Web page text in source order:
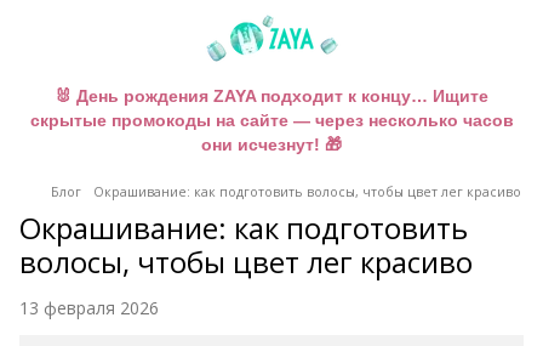
🐰 День рождения ZAYA подходит к концу… Ищите
скрытые промокоды на сайте — через несколько часов
они исчезнут! 🎁
Блог Окрашивание: как подготовить волосы, чтобы цвет лег красиво
Окрашивание: как подготовить
волосы, чтобы цвет лег красиво
13 февраля 2026